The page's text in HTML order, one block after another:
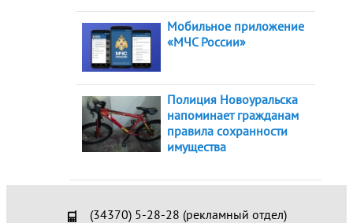
Мобильное приложение
«МЧС России»
Полиция Новоуральска
напоминает гражданам
правила сохранности
имущества
(34370) 5-28-28 (рекламный отдел)